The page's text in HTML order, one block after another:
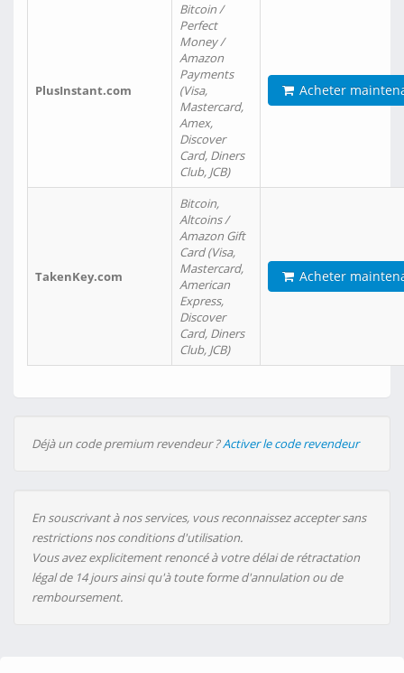
PlusInstant.com
Bitcoin /
Perfect
Money /
Amazon
Payments
(Visa,
Mastercard,
Amex,
Discover
Card, Diners
Club, JCB)
Acheter
TakenKey.com
Bitcoin,
Altcoins /
Amazon Gift
Card (Visa,
Mastercard,
American
Express,
Discover
Card, Diners
Club, JCB)
Acheter
Déjà un code premium revendeur ?Activer le code revendeur
En souscrivant à nos services, vous reconnaissez accepter sans
restrictions nos conditions d'utilisation.
Vous avez explicitement renoncé à votre délai de rétractation
légal de 14 jours ainsi qu'à toute forme d'annulation ou de
remboursement.